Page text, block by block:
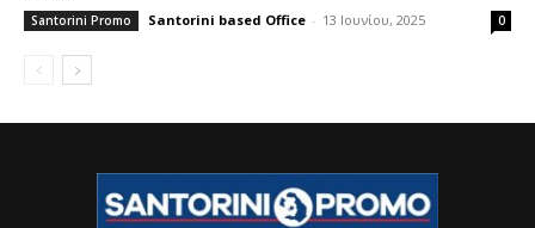
Santorini Promo Santorini based Office - 13 Ιουνίου, 2025 0